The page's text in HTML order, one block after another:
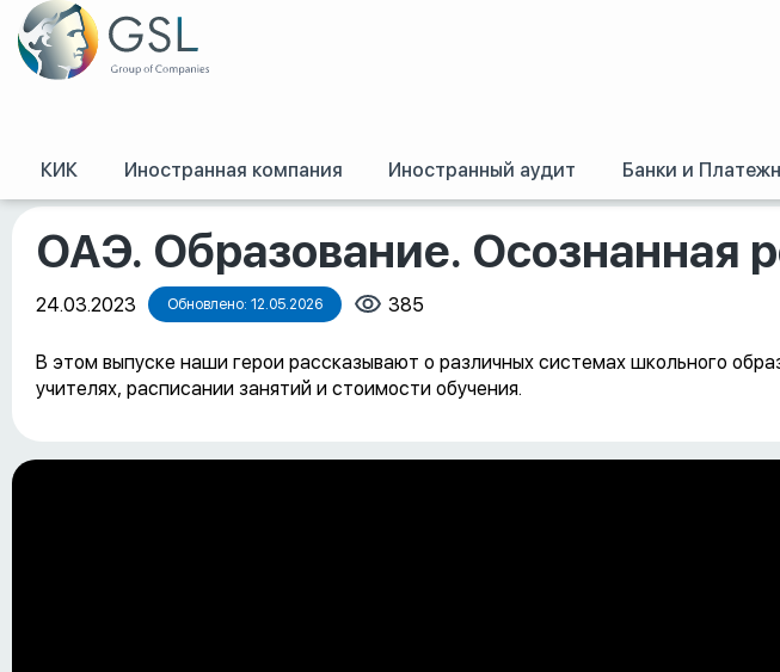
КИК Иностранная компания Иностранный аудит Банки и
GSL/Оффшорные конференции, семинары и обучение/ОАЭ. Образование. Осознанная релокация
ОАЭ. Образование. Осознанная
24.03.2023 Обновлено: 12.05.2026 385
В этом выпуске наши герои рассказывают о различных системах школьного
учителях, расписании занятий и стоимости обучения.